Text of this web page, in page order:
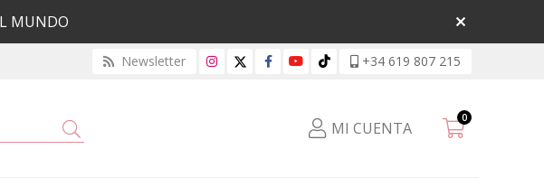
MUNDO
Newsletter +34 619 807 215
MI CUENTA
0